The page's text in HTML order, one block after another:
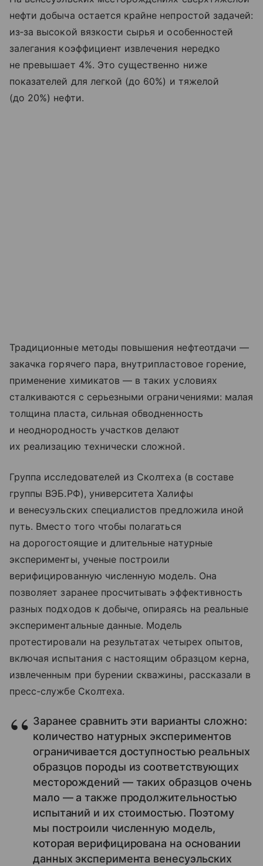
нефти добыча остается крайне непростой задачей:
из‑за высокой вязкости сырья и особенностей
залегания коэффициент извлечения нередко
не превышает 4%. Это существенно ниже
показателей для легкой (до 60%) и тяжелой
(до 20%) нефти.
Традиционные методы повышения нефтеотдачи —
закачка горячего пара, внутрипластовое горение,
применение химикатов — в таких условиях
сталкиваются с серьезными ограничениями: малая
толщина пласта, сильная обводненность
и неоднородность участков делают
их реализацию технически сложной.
Группа исследователей из Сколтеха (в составе
группы ВЭБ.РФ), университета Халифы
и венесуэльских специалистов предложила иной
путь. Вместо того чтобы полагаться
на дорогостоящие и длительные натурные
эксперименты, ученые построили
верифицированную численную модель. Она
позволяет заранее просчитывать эффективность
разных подходов к добыче, опираясь на реальные
экспериментальные данные. Модель
протестировали на результатах четырех опытов,
включая испытания с настоящим образцом керна,
извлеченным при бурении скважины, рассказали в
пресс-службе Сколтеха.
Заранее сравнить эти варианты сложно:
количество натурных экспериментов
ограничивается доступностью реальных
образцов породы из соответствующих
месторождений — таких образцов очень
мало — а также продолжительностью
испытаний и их стоимостью. Поэтому
мы построили численную модель,
которая верифицирована на основании
данных эксперимента венесуэльских